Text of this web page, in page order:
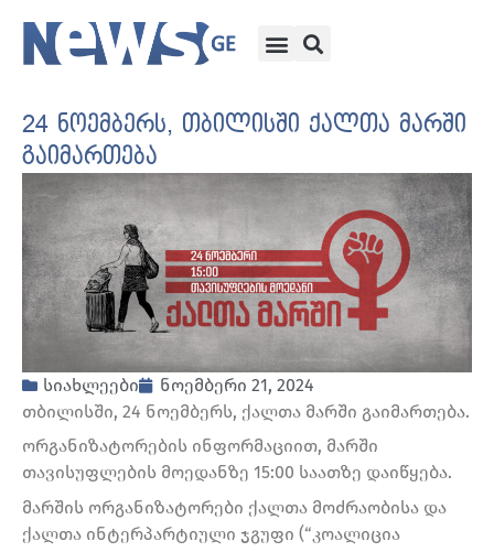
24 ნოემბერს, თბილისში ქალთა მარში
გაიმართება
სიახლეები
ნოემბერი 21, 2024
თბილისში, 24 ნოემბერს, ქალთა მარში გაიმართება.
ორგანიზატორების ინფორმაციით, მარში
თავისუფლების მოედანზე 15:00 საათზე დაიწყება.
მარშის ორგანიზატორები ქალთა მოძრაობისა და
ქალთა ინტერპარტიული ჯგუფი (“კოალიცია